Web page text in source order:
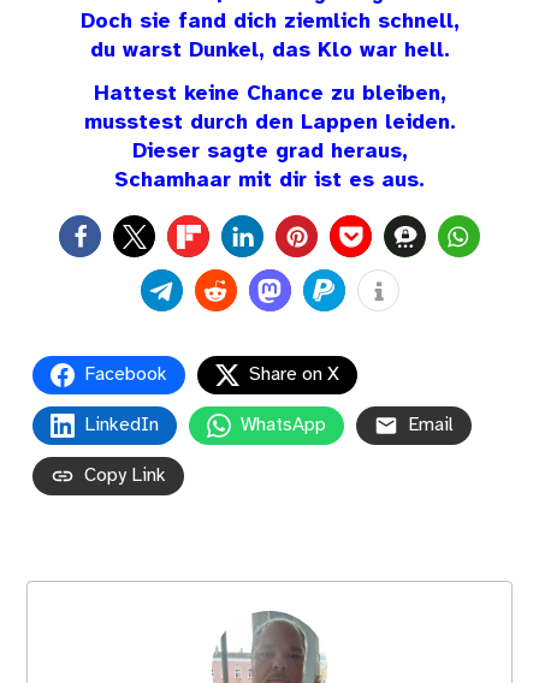
Doch sie fand dich ziemlich schnell,
du warst Dunkel, das Klo war hell.
Hattest keine Chance zu bleiben,
musstest durch den Lappen leiden.
Dieser sagte grad heraus,
Schamhaar mit dir ist es aus.
0
Facebook Share on X
LinkedIn WhatsApp Email
Copy Link